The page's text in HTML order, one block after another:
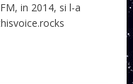
in 2014, si l-a